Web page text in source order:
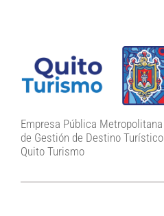
Empresa Pública Metropolitana
de Gestión de Destino Turístico
Quito Turismo